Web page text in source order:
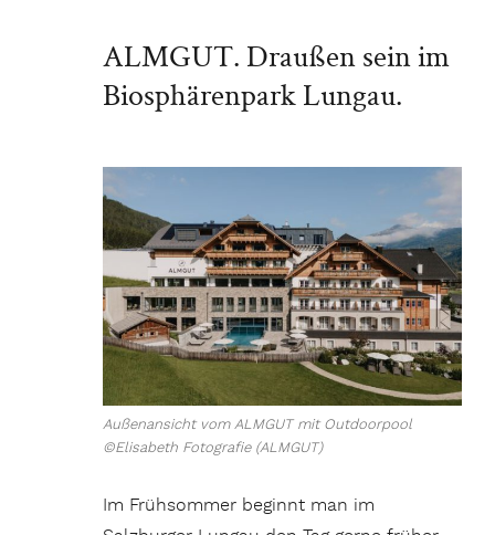
ALMGUT. Draußen sein im
Biosphärenpark Lungau.
Außenansicht vom ALMGUT mit Outdoorpool
©Elisabeth Fotografie (ALMGUT)
Im Frühsommer beginnt man im